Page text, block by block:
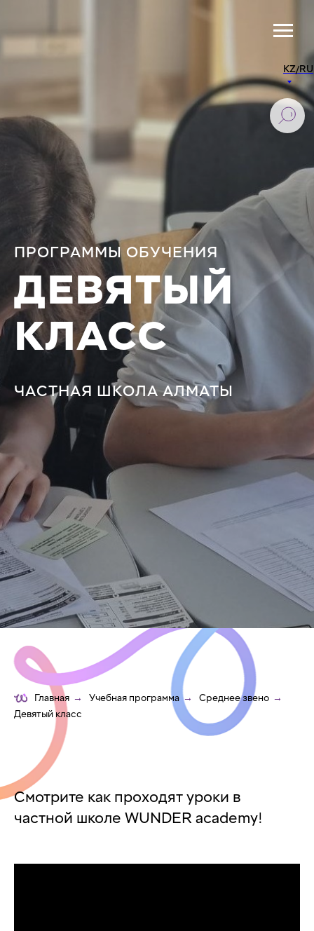
KZ/RU
ПРОГРАММЫ ОБУЧЕНИЯ
ДЕВЯТЫЙ
КЛАСС
ЧАСТНАЯ ШКОЛА АЛМАТЫ
Главная → Учебная программа → Среднее звено →
Девятый класс
Смотрите как проходят уроки в
частной школе WUNDER academy!